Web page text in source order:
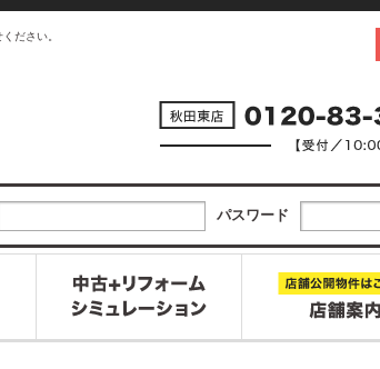
ださい。
パスワード